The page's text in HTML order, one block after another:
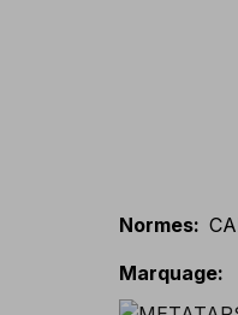
Normes:
Marquage: